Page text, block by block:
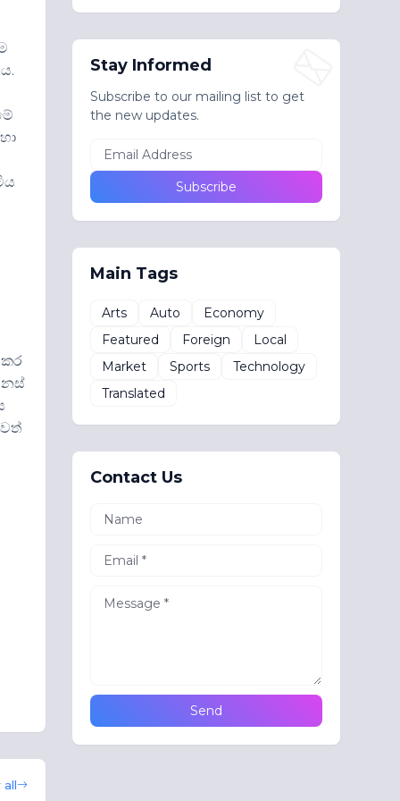
කර
all
Stay Informed
Subscribe to our mailing list to get
the new updates.
Main Tags
Arts Auto
Economy
Featured
Foreign
Local
Market
Sports
Technology
Translated
Contact Us